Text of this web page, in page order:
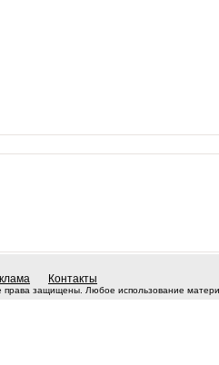
Контакты
защищены. Любое использование